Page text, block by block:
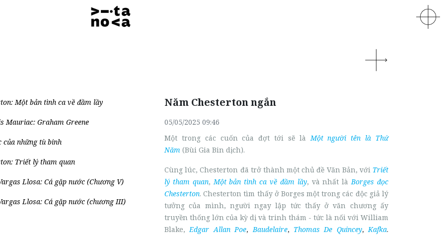
Một bản tình ca về đầm lầy
Mauriac: Graham Greene
của những tù binh
Triết lý tham quan
Llosa: Cá gặp nước (Chương V)
Llosa: Cá gặp nước (chương III)
Năm Chesterton ngắn
05/05/2025 09:46
Một trong các cuốn của đợt tới sẽ làMột người tên là Thứ
Năm (Bùi Gia Bin dịch).
Cùng lúc, Chesterton đã trở thành một chủ đề Văn Bản, với Triết
lý tham quan,Một bản tình ca về đầm lầy, và nhất làBorges đọc
Chesterton.Chesterton tìm thấy ở Borges một trong các độc giả lý
tưởng của mình, người ngay lập tức thấy ở văn chương ấy
truyền thống lớn của kỳ dị và trinh thám - tức là nối với William
Blake,Edgar Allan Poe,Baudelaire, Thomas De Quincey,Kafka.